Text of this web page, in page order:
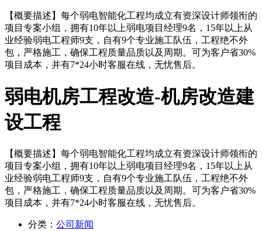
【概要描述】 每个弱电智能化工程均成立有资深设计师领衔的
项目专案小组，拥有10年以上弱电项目经理9名，15年以上从
业经验弱电工程师9支，自有9个专业施工队伍，工程绝不外
包，严格施工，确保工程质量品质以及周期。可为客户省30%
项目成本，并有7*24小时客服在线，无忧售后。
弱电机房工程改造-机房改造建
设工程
【概要描述】 每个弱电智能化工程均成立有资深设计师领衔的
项目专案小组，拥有10年以上弱电项目经理9名，15年以上从
业经验弱电工程师9支，自有9个专业施工队伍，工程绝不外
包，严格施工，确保工程质量品质以及周期。可为客户省30%
项目成本，并有7*24小时客服在线，无忧售后。
分类： 公司新闻